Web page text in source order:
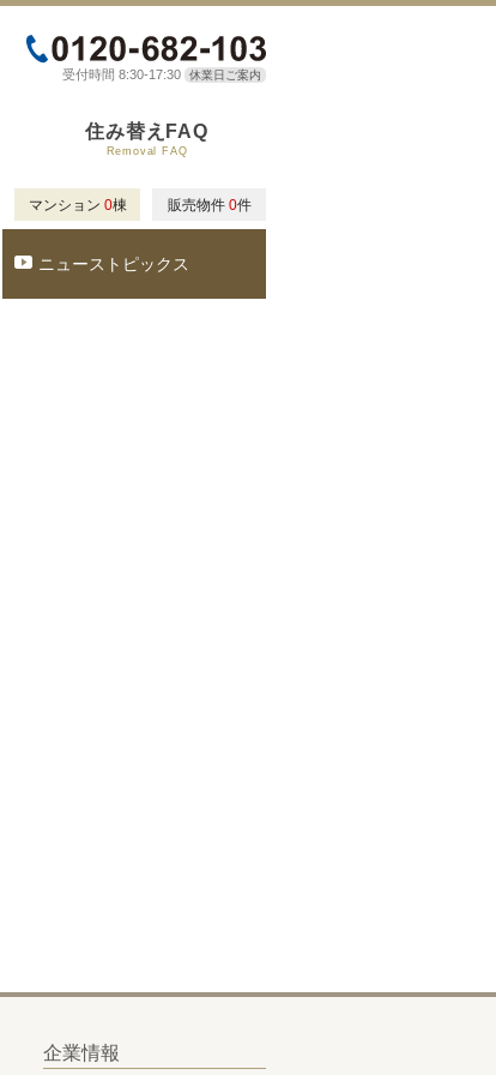
受付時間 8:30-17:30 休業日ご案内
住み替えFAQ
Removal FAQ
マンション 0棟 販売物件 0件
ニューストピックス
企業情報